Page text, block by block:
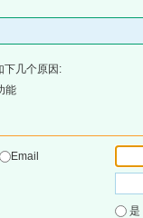
下几个原因:
能
Email